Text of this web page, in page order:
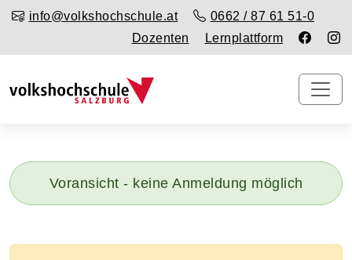
info@volkshochschule.at
0662 / 87 61 51-0
Dozenten
Lernplattform
Voransicht - keine Anmeldung möglich